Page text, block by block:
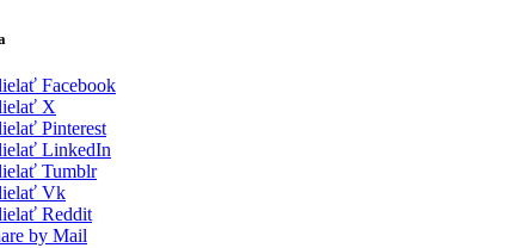
Facebook
X
Pinterest
LinkedIn
Tumblr
Vk
Reddit
by Mail